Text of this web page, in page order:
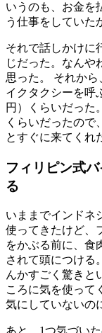
いうのも、お金を
う仕事をしていた
それで話しかけに
じだった。なんや
思った。 それか
イクタクシーを呼
円）くらいだった
くらいだったので
とすぐに来てくれ
フィリピン式
る
いままでインドネ
使ってきたけど、
をかぶる前に、食
されて頭につける
んかすごく驚きと
ころに気を使って
気にしていないの